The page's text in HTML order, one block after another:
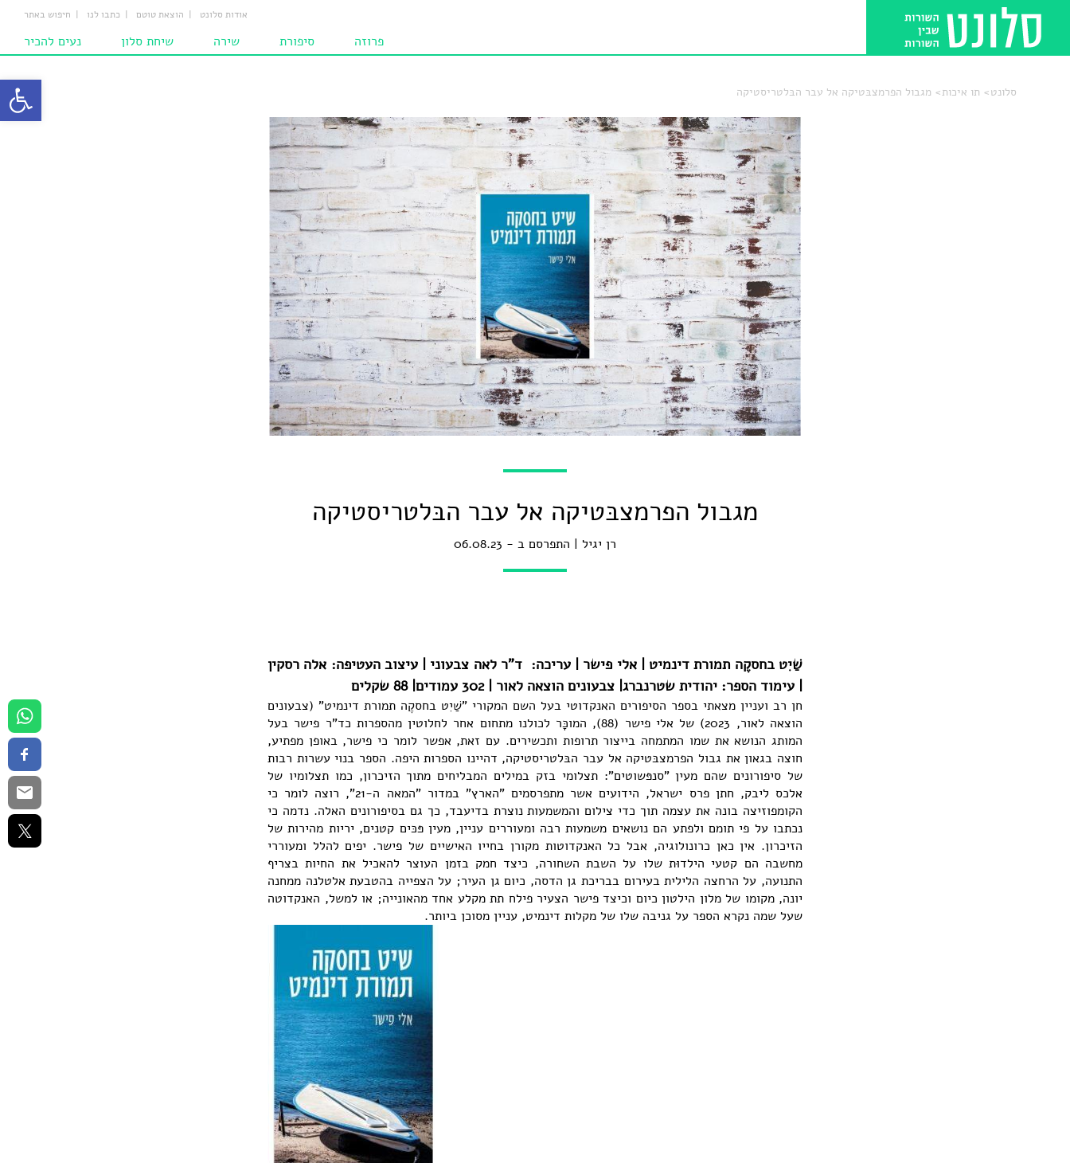
פתח
חיפוש באתר כתבו לנו הוצאת טוטם אודות סלונט
נעים להכיר
שיחת סלון
שירה
סיפורת
פרוזה
טנא ביכורים‎‎
מומלצים
טיפים
סלונט תו איכות מגבול הפרמצבּטיקה אל עבר הבּלטריסטיקה
מגבול הפרמצבּטיקה אל עבר הבּלטריסטיקה
רן יגיל התפרסם ב - 06.08.23
שַׁיִט בחסקֶה תמורת דינמיט | אלי פישר | עריכה: ד"ר לאה צבעוני | עיצוב העטיפה: אלה רסקין
| עימוד הספר: יהודית שטרנברג| צבעונים הוצאה לאור | 302 עמודים| 88 שקלים
חן רב ועניין מצאתי בספר הסיפורים האנקדוטי בעל השם המקורי "שַׁיִט בחסקֶה תמורת דינמיט" (צבעונים
הוצאה לאור, 2023) של אלי פישר (88), המוכָּר לכולנו מתחום אחר לחלוטין מהספרות כד"ר פישר בעל
המותג הנושא את שמו המתמחה בייצור תרופות ותכשירים. עם זאת, אפשר לומר כי פישר, באופן מפתיע,
חוצה בגאון את גבול הפרמצבּטיקה אל עבר הבּלטריסטיקה, דהיינו הספרות היפה. הספר בנוי עשרות רבות
של סיפורונים שהם מעין "סנפּשוטים": תצלומי בזק במילים המבליחים מתוך הזיכרון, כמו תצלומיו של
אלכס ליבק, חתן פרס ישראל, הידועים אשר מתפרסמים "הארץ" במדור "המאה ה-21", רוצה לומר כי
הקומפוזיצה בונה את עצמה תוך כדי צילום והמשמעות נוצרת בדיעבד, כך גם בסיפורונים האלה. נדמה כי
נכתבו על פי תומם ולפתע הם נושאים משמעות רבה ומעוררים עניין, מעין פּכּים קטנים, יריות מהירות של
הזיכרון. אין כאן כרונולוגיה, אבל כל האנקדוטות מקורן בחייו האישיים של פישר. יפים להלל ומעוררי
מחשבה הם קטעי הילדוּת שלו על השבת השחורה, כיצד חמק בזמן העוצר להאכיל את החיות בצריף
התנועה, על הרחצה הלילית בעירום בבריכת גן הדסה, כיום גן העיר; על הצפייה בהטבעת אלטלנה ממחנה
יונה, מקומו של מלון הילטון כיום וכיצד פישר הצעיר פילח תת מקלע אחד מהאונייה; או למשל, האנקדוטה
שעל שמה נקרא הספר על גניבה שלו של מקלות דינמיט, עניין מסוכן ביותר.